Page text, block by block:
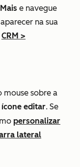
Mais e navegue
na sua
CRM >
mouse sobre a
ícone editar. Se
personalizar
lateral